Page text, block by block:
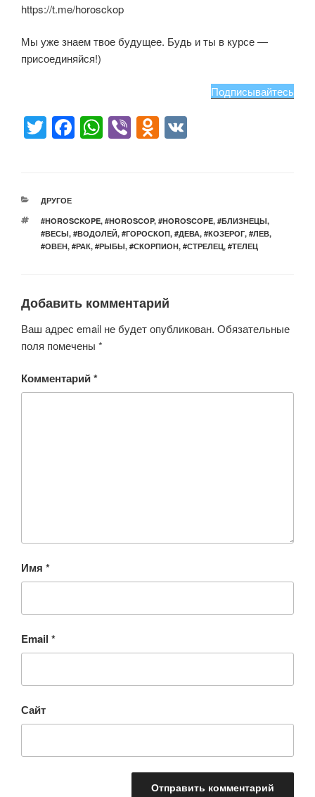
https://t.me/horosckop
Мы уже знаем твое будущее. Будь и ты в курсе —
присоединяйся!)
Подписывайтесь
T
er
F
b
o
W
A
p
Vi O
kl
a
ki
РУБРИКИ
ДРУГОЕ
МЕТКИ
#HOROSCKOPE, #HOROSCOP, #HOROSCOPE, #БЛИЗНЕЦЫ,
#ВЕСЫ, #ВОДОЛЕЙ, #ГОРОСКОП, #ДЕВА, #КОЗЕРОГ, #ЛЕВ,
#ОВЕН, #РАК, #РЫБЫ, #СКОРПИОН, #СТРЕЛЕЦ, #ТЕЛЕЦ
Добавить комментарий
Ваш адрес email не будет опубликован. Обязательные
поля помечены *
Комментарий*
Имя *
Email *
Сайт